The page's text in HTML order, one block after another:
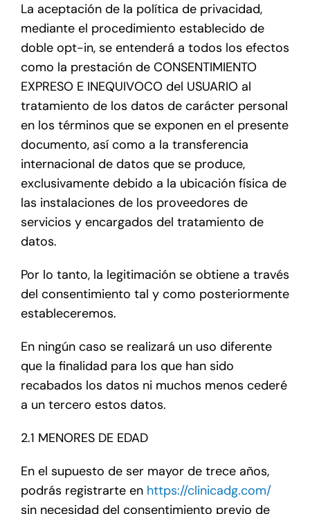
La aceptación de la política de privacidad,
mediante el procedimiento establecido de
doble opt-in, se entenderá a todos los efectos
como la prestación de CONSENTIMIENTO
EXPRESO E INEQUIVOCO del USUARIO al
tratamiento de los datos de carácter personal
en los términos que se exponen en el presente
documento, así como a la transferencia
internacional de datos que se produce,
exclusivamente debido a la ubicación física de
las instalaciones de los proveedores de
servicios y encargados del tratamiento de
datos.
Por lo tanto, la legitimación se obtiene a través
del consentimiento tal y como posteriormente
estableceremos.
En ningún caso se realizará un uso diferente
que la finalidad para los que han sido
recabados los datos ni muchos menos cederé
a un tercero estos datos.
2.1 MENORES DE EDAD
En el supuesto de ser mayor de trece años,
podrás registrarte en https://clinicadg.com/
sin necesidad del consentimiento previo de